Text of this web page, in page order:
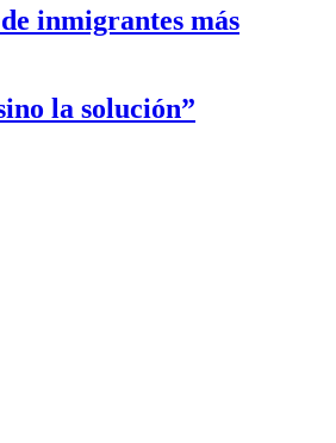
inmigrantes más
la solución”